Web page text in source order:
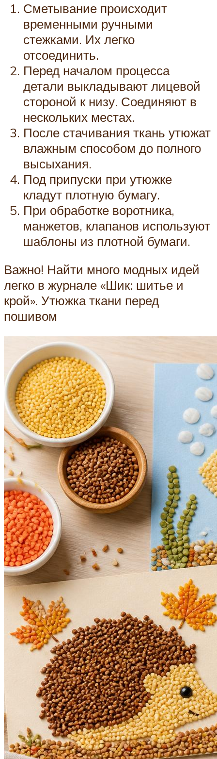
Сметывание происходит
временными ручными
стежками. Их легко
отсоединить.
Перед началом процесса
детали выкладывают лицевой
стороной к низу. Соединяют в
нескольких местах.
После стачивания ткань утюжат
влажным способом до полного
высыхания.
Под припуски при утюжке
кладут плотную бумагу.
При обработке воротника,
манжетов, клапанов используют
шаблоны из плотной бумаги.
Важно! Найти много модных идей
легко в журнале «Шик: шитье и
крой». Утюжка ткани перед
пошивом